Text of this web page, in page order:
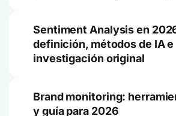
Sentiment Analysis en
definición, métodos de IA e
investigación original
Brand monitoring:
y guía para 2026